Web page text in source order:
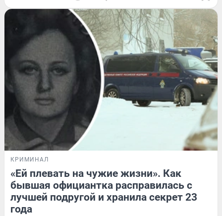
КРИМИНАЛ
«Ей плевать на чужие жизни». Как
бывшая официантка расправилась с
лучшей подругой и хранила секрет 23
года